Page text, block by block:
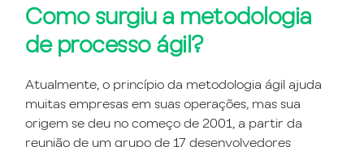
Como surgiu a metodologia
de processo ágil?
Atualmente, o princípio da metodologia ágil ajuda
muitas empresas em suas operações, mas sua
origem se deu no começo de 2001, a partir da
reunião de um grupo de 17 desenvolvedores